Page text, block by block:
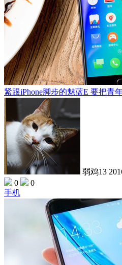
紧跟iPhone脚步的魅蓝E 要把青
弱鸡13
0
0
手机